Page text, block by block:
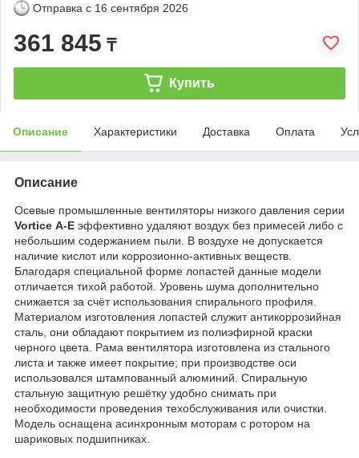
Отправка с 16 сентября 2026
361 845 ₸
Купить
Описание Характеристики Доставка Оплата
Описание
Осевые промышленные вентиляторы низкого давления серии
Vortice А-Е эффективно удаляют воздух без примесей либо с
небольшим содержанием пыли. В воздухе не допускается
наличие кислот или коррозионно-активных веществ.
Благодаря специальной форме лопастей данные модели
отличается тихой работой. Уровень шума дополнительно
снижается за счёт использования спирального профиля.
Материалом изготовления лопастей служит антикоррозийная
сталь, они обладают покрытием из полиэфирной краски
черного цвета. Рама вентилятора изготовлена из стального
листа и также имеет покрытие; при производстве оси
использовался штампованный алюминий. Спиральную
стальную защитную решётку удобно снимать при
необходимости проведения техобслуживания или очистки.
Модель оснащена асинхронным моторам с ротором на
шариковых подшипниках.